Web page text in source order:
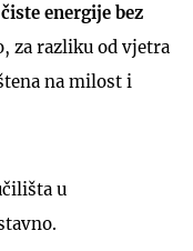
energije bez
za razliku od vjetra
na milost i
u